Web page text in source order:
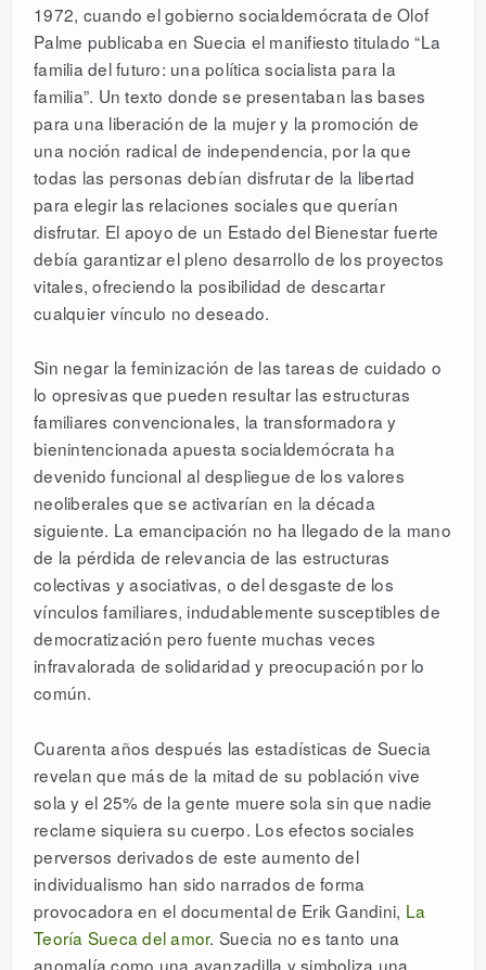
1972, cuando el gobierno socialdemócrata de Olof
Palme publicaba en Suecia el manifiesto titulado “La
familia del futuro: una política socialista para la
familia”. Un texto donde se presentaban las bases
para una liberación de la mujer y la promoción de
una noción radical de independencia, por la que
todas las personas debían disfrutar de la libertad
para elegir las relaciones sociales que querían
disfrutar. El apoyo de un Estado del Bienestar fuerte
debía garantizar el pleno desarrollo de los proyectos
vitales, ofreciendo la posibilidad de descartar
cualquier vínculo no deseado.
Sin negar la feminización de las tareas de cuidado o
lo opresivas que pueden resultar las estructuras
familiares convencionales, la transformadora y
bienintencionada apuesta socialdemócrata ha
devenido funcional al despliegue de los valores
neoliberales que se activarían en la década
siguiente. La emancipación no ha llegado de la mano
de la pérdida de relevancia de las estructuras
colectivas y asociativas, o del desgaste de los
vínculos familiares, indudablemente susceptibles de
democratización pero fuente muchas veces
infravalorada de solidaridad y preocupación por lo
común.
Cuarenta años después las estadísticas de Suecia
revelan que más de la mitad de su población vive
sola y el 25% de la gente muere sola sin que nadie
reclame siquiera su cuerpo. Los efectos sociales
perversos derivados de este aumento del
individualismo han sido narrados de forma
provocadora en el documental de Erik Gandini, La
Teoría Suecadel amor. Suecia no es tanto una
anomalía como una avanzadilla y simboliza una